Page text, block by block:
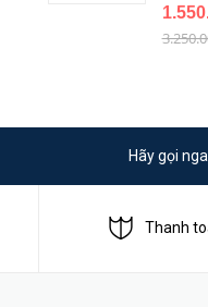
Hãy gọi
Thanh